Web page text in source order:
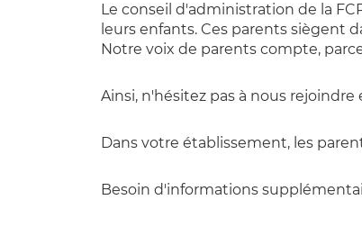
Le conseil d'administration de la
leurs enfants. Ces parents siègent
Notre voix de parents compte,
Ainsi, n'hésitez pas à nous
Dans votre établissement, les
Besoin d'informations